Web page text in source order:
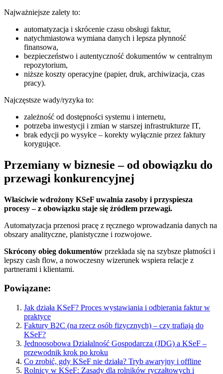
Najważniejsze zalety to:
automatyzacja i skrócenie czasu obsługi faktur,
natychmiastowa wymiana danych i lepsza płynność
finansowa,
bezpieczeństwo i autentyczność dokumentów w centralnym
repozytorium,
niższe koszty operacyjne (papier, druk, archiwizacja, czas
pracy).
Najczęstsze wady/ryzyka to:
zależność od dostępności systemu i internetu,
potrzeba inwestycji i zmian w starszej infrastrukturze IT,
brak edycji po wysyłce – korekty wyłącznie przez faktury
korygujące.
Przemiany w biznesie – od obowiązku do
przewagi konkurencyjnej
Właściwie wdrożony KSeF uwalnia zasoby i przyspiesza
procesy – z obowiązku staje się źródłem przewagi.
Automatyzacja przenosi pracę z ręcznego wprowadzania danych na
obszary analityczne, planistyczne i rozwojowe.
Skrócony obieg dokumentów przekłada się na szybsze płatności i
lepszy cash flow, a nowoczesny wizerunek wspiera relacje z
partnerami i klientami.
Powiązane:
Jak działa KSeF? Proces wystawiania i odbierania faktur w
praktyce
Faktury B2C (na rzecz osób fizycznych) – czy trafiają do
KSeF?
Jednoosobowa Działalność Gospodarcza (JDG) a KSeF –
przewodnik krok po kroku
Co zrobić, gdy KSeF nie działa? Tryb awaryjny i offline
Rolnicy w KSeF: Zasady dla rolników ryczałtowych i